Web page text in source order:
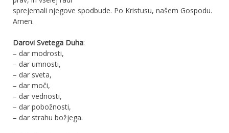
sprejemali njegove spodbude. Po Kristusu, našem Gospodu.
Amen.
Darovi Svetega Duha:
– dar modrosti,
– dar umnosti,
– dar sveta,
– dar moči,
– dar vednosti,
– dar pobožnosti,
– dar strahu božjega.